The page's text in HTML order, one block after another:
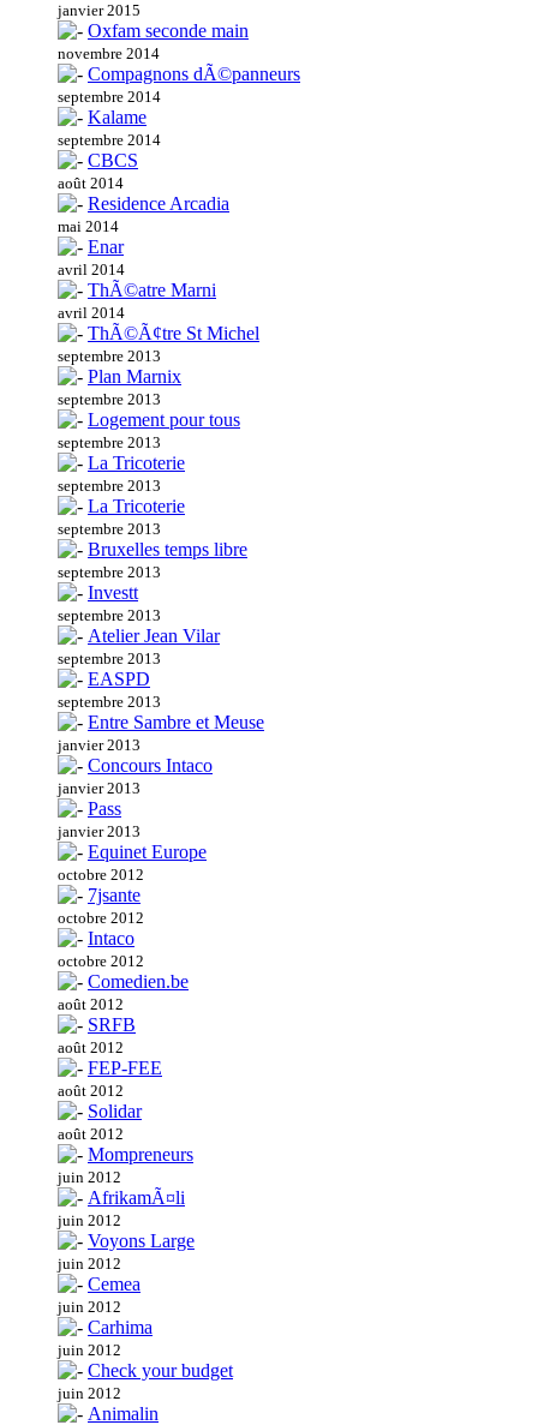
janvier 2015
Oxfam seconde main
novembre 2014
Compagnons dÃ©panneurs
septembre 2014
Kalame
septembre 2014
CBCS
août 2014
Residence Arcadia
mai 2014
Enar
avril 2014
ThÃ©atre Marni
avril 2014
ThÃ©Ã¢tre St Michel
septembre 2013
Plan Marnix
septembre 2013
Logement pour tous
septembre 2013
La Tricoterie
septembre 2013
La Tricoterie
septembre 2013
Bruxelles temps libre
septembre 2013
Investt
septembre 2013
Atelier Jean Vilar
septembre 2013
EASPD
septembre 2013
Entre Sambre et Meuse
janvier 2013
Concours Intaco
janvier 2013
Pass
janvier 2013
Equinet Europe
octobre 2012
7jsante
octobre 2012
Intaco
octobre 2012
Comedien.be
août 2012
SRFB
août 2012
FEP-FEE
août 2012
Solidar
août 2012
Mompreneurs
juin 2012
AfrikamÃ¤li
juin 2012
Voyons Large
juin 2012
Cemea
juin 2012
Carhima
juin 2012
Check your budget
juin 2012
Animalin